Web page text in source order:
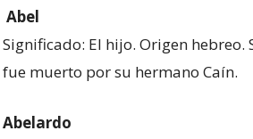
Abel
Significado: El hijo. Origen hebreo.
fue muerto por su hermano Caín.
Abelardo